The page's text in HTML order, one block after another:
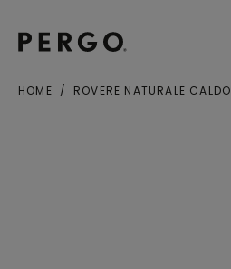
HOME ROVERE NATURALE CALDO